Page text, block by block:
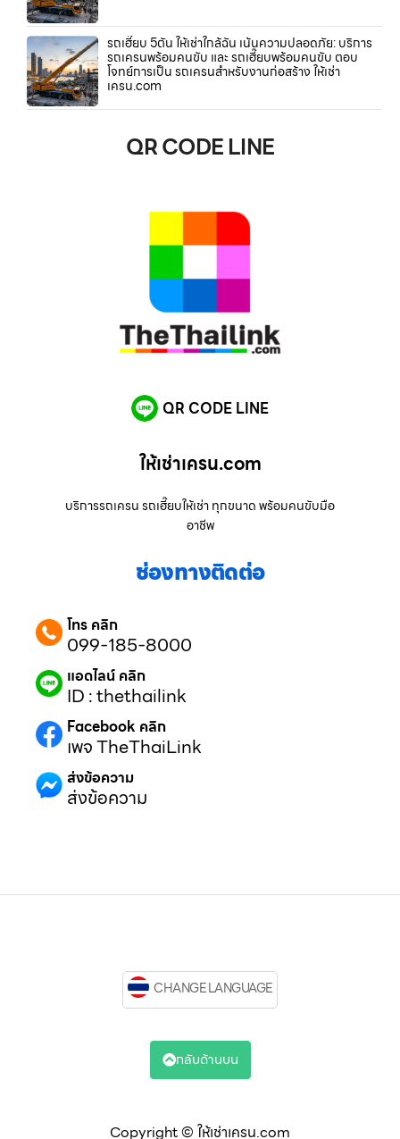
รถเฮี๊ยบ 5ตัน ให้เช่าใกล้ฉัน เน้นความปลอดภัย: บริการ
รถเครนพร้อมคนขับ และ รถเฮี๊ยบพร้อมคนขับ ตอบ
โจทย์การเป็น รถเครนสำหรับงานก่อสร้าง ให้เช่า
เครน.com
QR CODE LINE
QR CODE LINE
ให้เช่าเครน.com
บริการรถเครน รถเฮี๊ยบให้เช่า ทุกขนาด พร้อมคนขับมือ
อาชีพ
ช่องทางติดต่อ
โทร คลิก
099-185-8000
แอดไลน์ คลิก
ID : thethailink
Facebook คลิก
เพจ TheThaiLink
ส่งข้อความ
ส่งข้อความ
Copyright © ให้เช่าเครน.com
CHANGE LANGUAGE
กลับด้านบน